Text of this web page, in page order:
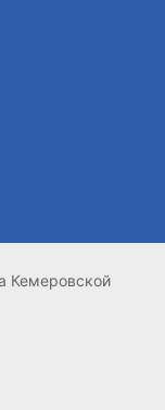
Кемеровской